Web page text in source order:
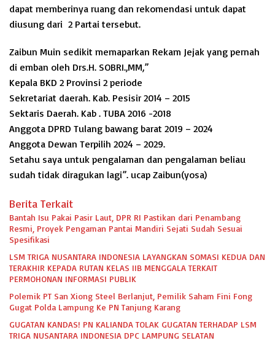
dapat memberinya ruang dan rekomendasi untuk dapat
diusung dari 2 Partai tersebut.
Zaibun Muin sedikit memaparkan Rekam Jejak yang pernah
di emban oleh Drs.H. SOBRI.,MM,”
Kepala BKD 2 Provinsi 2 periode
Sekretariat daerah. Kab. Pesisir 2014 – 2015
Sektaris Daerah. Kab . TUBA 2016 -2018
Anggota DPRD Tulang bawang barat 2019 – 2024
Anggota Dewan Terpilih 2024 – 2029.
Setahu saya untuk pengalaman dan pengalaman beliau
sudah tidak diragukan lagi”. ucap Zaibun(yosa)
Berita Terkait
Bantah Isu Pakai Pasir Laut, DPR RI Pastikan dari Penambang
Resmi, Proyek Pengaman Pantai Mandiri Sejati Sudah Sesuai
Spesifikasi
LSM TRIGA NUSANTARA INDONESIA LAYANGKAN SOMASI KEDUA DAN
TERAKHIR KEPADA RUTAN KELAS IIB MENGGALA TERKAIT
PERMOHONAN INFORMASI PUBLIK
Polemik PT San Xiong Steel Berlanjut, Pemilik Saham Fini Fong
Gugat Polda Lampung Ke PN Tanjung Karang
GUGATAN KANDAS! PN KALIANDA TOLAK GUGATAN TERHADAP LSM
TRIGA NUSANTARA INDONESIA DPC LAMPUNG SELATAN